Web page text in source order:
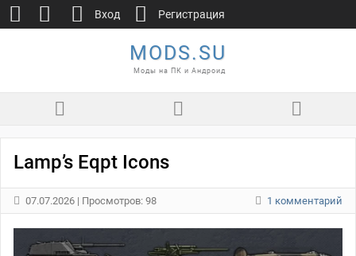
MODS.SU
Моды на ПК и Андроид
Lamp’s Eqpt Icons
07.07.2026 | Просмотров: 98 1 комментарий
Вход Регистрация